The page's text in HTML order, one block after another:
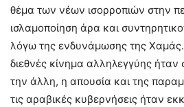
θέμα των νέων ισορροπιών στην
ισλαμοποίηση άρα και
λόγω της ενδυνάμωσης της Χαμάς.
διεθνές κίνημα αλληλεγγύης
την άλλη, η απουσία και της
τις αραβικές κυβερνήσεις ήταν